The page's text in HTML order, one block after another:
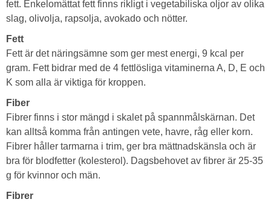
fett. Enkelomättat fett finns rikligt i vegetabiliska oljor av olika
slag, olivolja, rapsolja, avokado och nötter.
Fett
Fett är det näringsämne som ger mest energi, 9 kcal per
gram. Fett bidrar med de 4 fettlösliga vitaminerna A, D, E och
K som alla är viktiga för kroppen.
Fiber
Fibrer finns i stor mängd i skalet på spannmålskärnan. Det
kan alltså komma från antingen vete, havre, råg eller korn.
Fibrer håller tarmarna i trim, ger bra mättnadskänsla och är
bra för blodfetter (kolesterol). Dagsbehovet av fibrer är 25-35
g för kvinnor och män.
Fibrer